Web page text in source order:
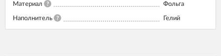
Материал ? Фольга
Наполнитель ? Гелий